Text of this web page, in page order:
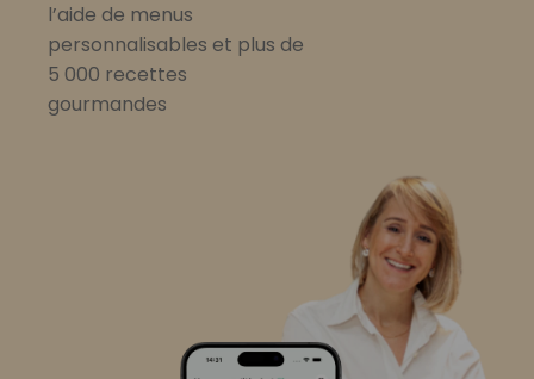
l’aide de menus
personnalisables et plus de
5 000 recettes
gourmandes